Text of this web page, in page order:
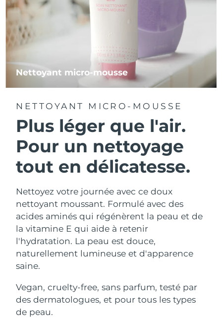
Nettoyant micro-mousse
NETTOYANT MICRO-MOUSSE
Plus léger que l'air.
Pour un nettoyage
tout en délicatesse.
Nettoyez votre journée avec ce doux
nettoyant moussant. Formulé avec des
acides aminés qui régénèrent la peau et de
la vitamine E qui aide à retenir
l'hydratation. La peau est douce,
naturellement lumineuse et d'apparence
saine.
Vegan, cruelty-free, sans parfum, testé par
des dermatologues, et pour tous les types
de peau.